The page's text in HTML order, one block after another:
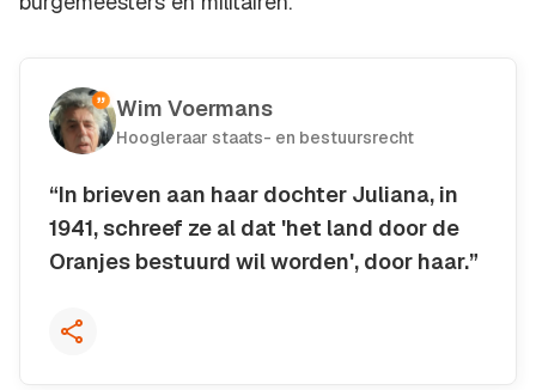
Wim Voermans
Hoogleraar staats- en bestuursrecht
“In brieven aan haar dochter Juliana, in
1941, schreef ze al dat 'het land door de
Oranjes bestuurd wil worden', door haar.”
Kopieer quote